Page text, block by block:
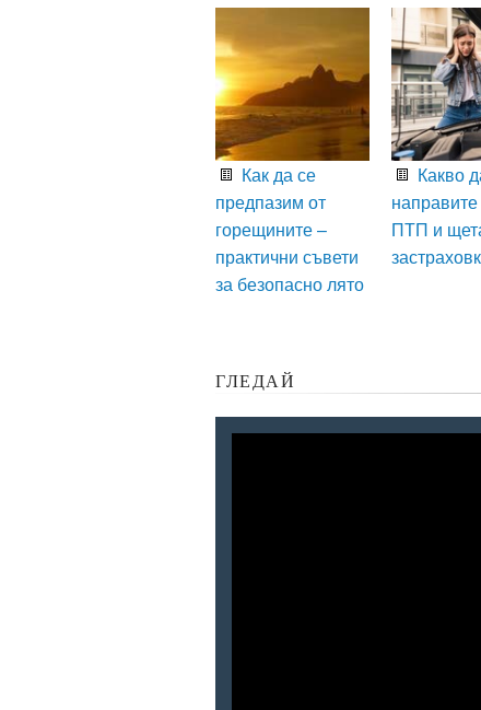
Как да се
предпазим от
горещините –
практични съвети
за безопасно лято
Какво
ПТП и
ГЛЕДАЙ